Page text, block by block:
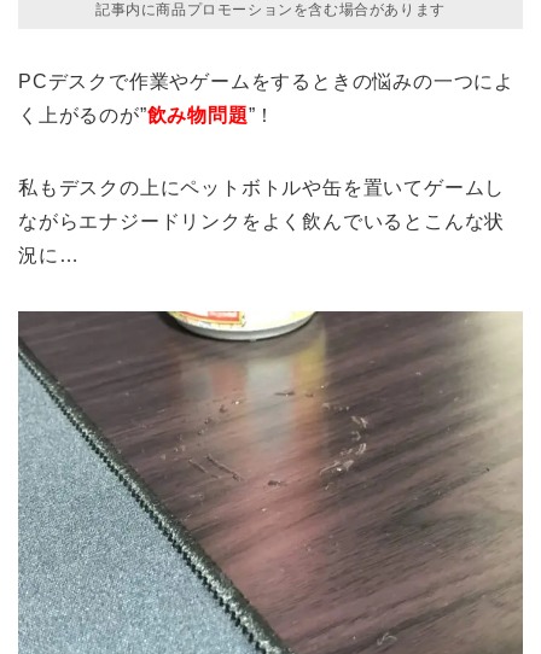
記事内に商品プロモーションを含む場合があります
PCデスクで作業やゲームをするときの悩みの一つによ
く上がるのが”飲み物問題”！
私もデスクの上にペットボトルや缶を置いてゲームし
ながらエナジードリンクをよく飲んでいるとこんな状
況に…